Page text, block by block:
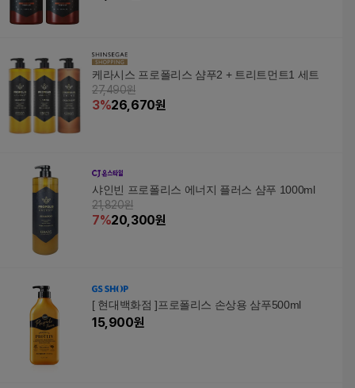
케라시스 프로폴리스 샴푸2 + 트리트먼트1 세트
27,490원
3%26,670원
샤인빈 프로폴리스 에너지 플러스 샴푸 1000ml
21,820원
7%20,300원
[ 현대백화점 ]프로폴리스 손상용 삼푸500ml
15,900원